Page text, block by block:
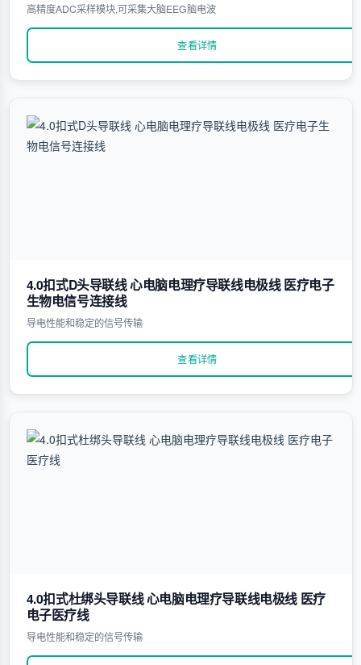
高精度ADC采样模块,可采集大脑EEG脑电波
查看详情
4.0扣式D头导联线 心电脑电理疗导联线电极线 医疗电子
生物电信号连接线
导电性能和稳定的信号传输
查看详情
4.0扣式杜绑头导联线 心电脑电理疗导联线电极线 医疗
电子医疗线
导电性能和稳定的信号传输